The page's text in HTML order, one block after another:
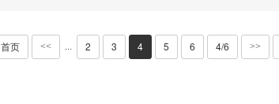
首页 << ··· 2 3 4 5 6 4/6 >>